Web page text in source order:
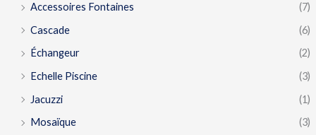
Accessoires Fontaines
(7)
Cascade
(6)
Échangeur
(2)
Echelle Piscine
(3)
Jacuzzi
(1)
Mosaïque
(3)